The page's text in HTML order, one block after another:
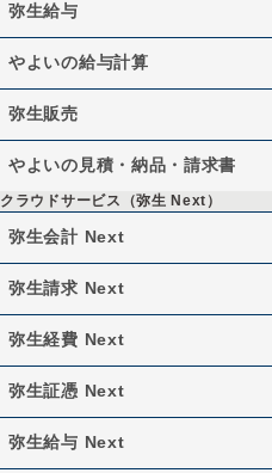
弥生給与
やよいの給与計算
弥生販売
やよいの見積・納品・請求書
クラウドサービス（弥生 Next）
弥生会計 Next
弥生請求 Next
弥生経費 Next
弥生証憑 Next
弥生給与 Next